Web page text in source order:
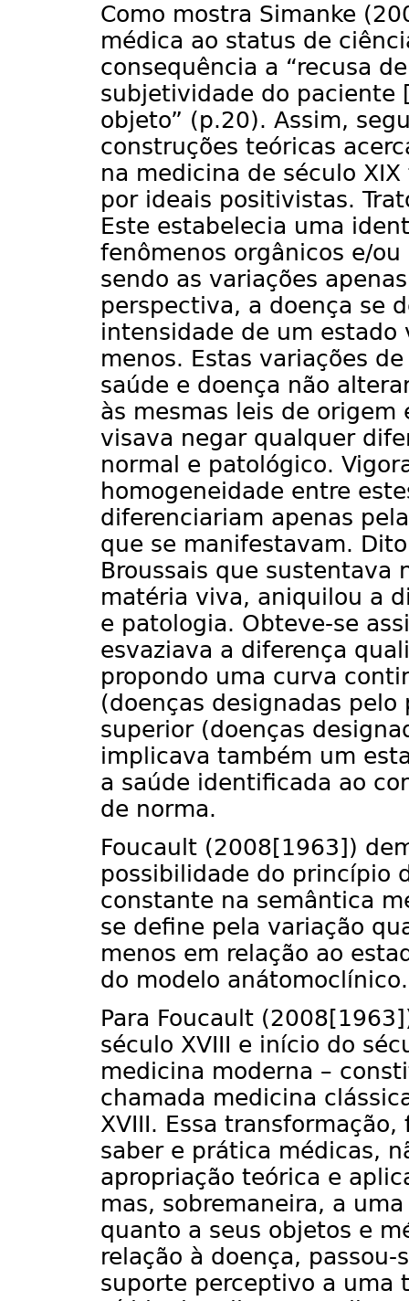
Como mostra Simanke
médica ao status de
consequência a “recusa
subjetividade do paciente
objeto” (p.20). Assim,
construções teóricas
na medicina de século
por ideais positivistas.
Este estabelecia uma
fenômenos orgânicos e/
sendo as variações
perspectiva, a doença se
intensidade de um
menos. Estas variações
saúde e doença não
às mesmas leis de
visava negar qualquer
normal e patológico.
homogeneidade entre
diferenciariam apenas
que se manifestavam.
Broussais que sustentava
matéria viva, aniquilou a
e patologia. Obteve-se
esvaziava a diferença
propondo uma curva
(doenças designadas pelo
superior (doenças
implicava também um
a saúde identificada ao
de norma.
Foucault (2008[1963])
possibilidade do princípio
constante na semântica
se define pela variação
menos em relação ao
do modelo anátomoclínico.
Para Foucault
século XVIII e início do
medicina moderna –
chamada medicina
XVIII. Essa
saber e prática médicas,
apropriação teórica e
mas, sobremaneira, a
quanto a seus objetos e
relação à doença,
suporte perceptivo a uma